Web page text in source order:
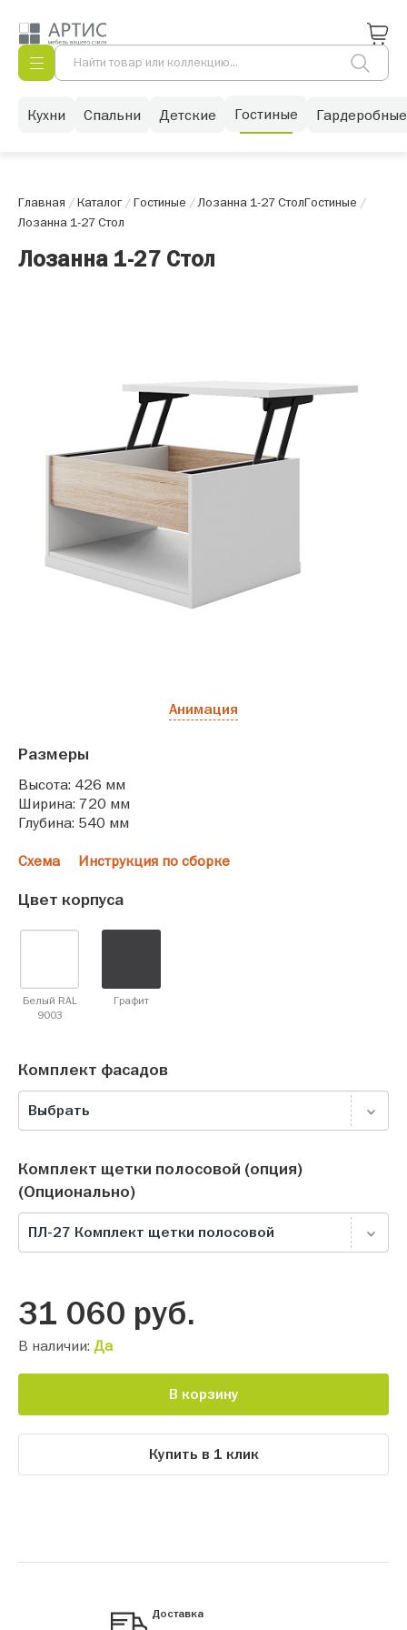
Кухни Спальни Детские Гостиные Гардеробные
Главная /Каталог/Гостиные /Лозанна 1-27 СтолГостиные /
Лозанна 1-27 Стол
Лозанна 1-27 Стол
Анимация
Размеры
Высота: 426 мм
Ширина: 720 мм
Глубина: 540 мм
Схема Инструкция по сборке
Цвет корпуса
Белый RAL
9003
Графит
Комплект фасадов
Выбрать
Комплект щетки полосовой (опция)
(Опционально)
ПЛ-27 Комплект щетки полосовой
31 060 руб.
В наличии: Да
В корзину
Купить в 1 клик
Доставка